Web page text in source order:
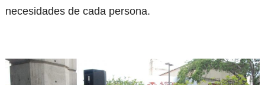
necesidades de cada persona.